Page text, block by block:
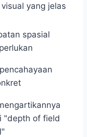
visual yang jelas
spasial
"depth of field